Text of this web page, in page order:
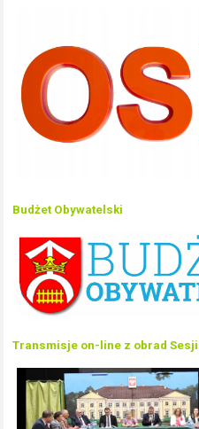
Budżet Obywatelski
Transmisje on-line z obrad Sesji